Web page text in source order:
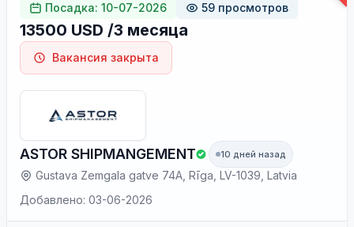
Посадка: 10-07-2026
59 просмотров
13500 USD /3 месяца
Вакансия закрыта
ASTOR SHIPMANGEMENT 10 дней назад
Gustava Zemgala gatve 74A, Rīga, LV-1039, Latvia
Добавлено: 03-06-2026